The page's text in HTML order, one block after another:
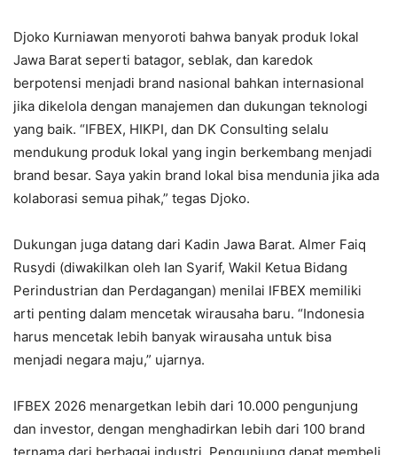
Djoko Kurniawan menyoroti bahwa banyak produk lokal
Jawa Barat seperti batagor, seblak, dan karedok
berpotensi menjadi brand nasional bahkan internasional
jika dikelola dengan manajemen dan dukungan teknologi
yang baik. “IFBEX, HIKPI, dan DK Consulting selalu
mendukung produk lokal yang ingin berkembang menjadi
brand besar. Saya yakin brand lokal bisa mendunia jika ada
kolaborasi semua pihak,” tegas Djoko.
Dukungan juga datang dari Kadin Jawa Barat. Almer Faiq
Rusydi (diwakilkan oleh Ian Syarif, Wakil Ketua Bidang
Perindustrian dan Perdagangan) menilai IFBEX memiliki
arti penting dalam mencetak wirausaha baru. “Indonesia
harus mencetak lebih banyak wirausaha untuk bisa
menjadi negara maju,” ujarnya.
IFBEX 2026 menargetkan lebih dari 10.000 pengunjung
dan investor, dengan menghadirkan lebih dari 100 brand